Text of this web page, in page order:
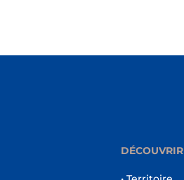
DÉCOUVRIR